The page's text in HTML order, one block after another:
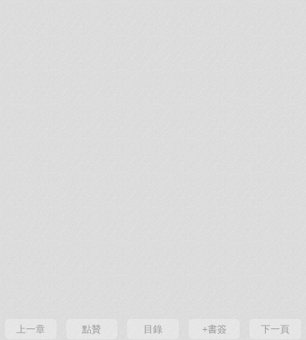
上一章 點贊 目錄 +書簽 下一頁